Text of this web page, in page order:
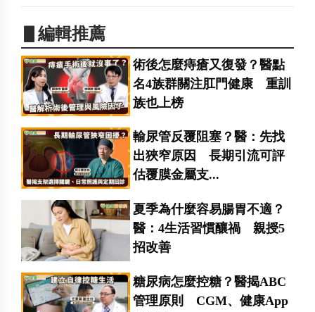
▋編輯推薦
術後怎麼痔瘡又復發？醫點
名4族群關注肛門健康 重訓
族也上榜
輸尿管反覆阻塞？醫：先找
出狹窄原因 長期引流可評
估覆膜金屬支...
夏季為什麼容易腸胃不適？
醫：4生活習慣釀禍 親授5
招改善
糖尿病怎麼控糖？醫揭ABC
管理原則 CGM、健康App